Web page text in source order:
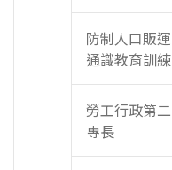
防制人口販運
通識教育訓練
勞工行政第二
專長